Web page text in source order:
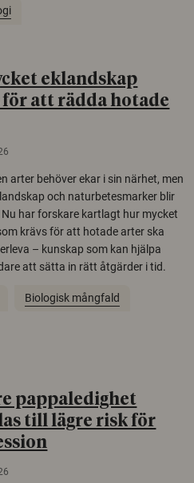
eklandskap
för att rädda hotade
arter behöver ekar i sin närhet, men
och naturbetesmarker blir
har forskare kartlagt hur mycket
krävs för att hotade arter ska
– kunskap som kan hjälpa
att sätta in rätt åtgärder i tid.
Biologisk mångfald
pappaledighet
till lägre risk för